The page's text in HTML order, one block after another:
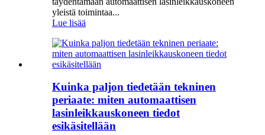
yleistä toimintaa...
Lue lisää
Kuinka paljon tiedetään tekninen
periaate: miten automaattisen
lasinleikkauskoneen tiedot
esikäsitellään